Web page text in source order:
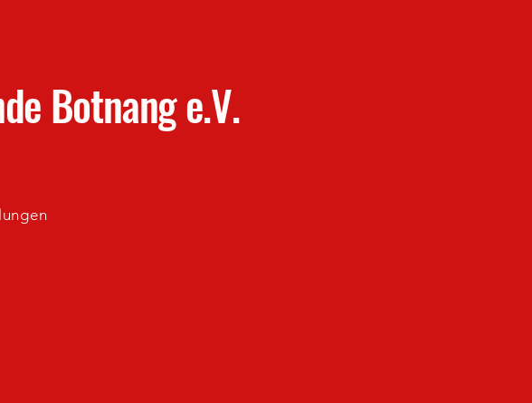
Botnang e.V.